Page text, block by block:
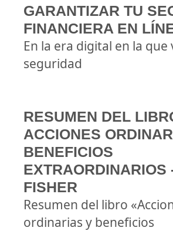
GARANTIZAR TU
FINANCIERA EN
En la era digital en la que
seguridad
RESUMEN DEL
ACCIONES
BENEFICIOS
EXTRAORDINARIOS
FISHER
Resumen del libro
ordinarias y beneficios